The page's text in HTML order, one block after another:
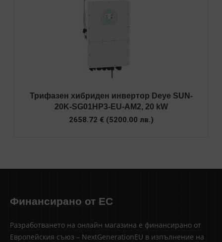
Трифазен хибриден инвертор Deye SUN-
20K-SG01HP3-EU-AM2, 20 kW
2658.72 € (5200.00 лв.)
Финансирано от ЕС
Разработването на онлайн магазина е финансирано от
Европейския съюз – NextGenerationEU в изпълнение на